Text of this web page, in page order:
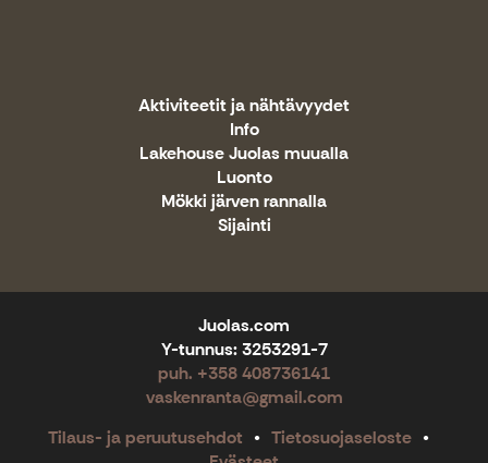
Aktiviteetit ja nähtävyydet
Info
Lakehouse Juolas muualla
Luonto
Mökki järven rannalla
Sijainti
Juolas.com
Y-tunnus: 3253291-7
puh. +358 408736141
vaskenranta@gmail.com
Tilaus- ja peruutusehdot
Tietosuojaseloste